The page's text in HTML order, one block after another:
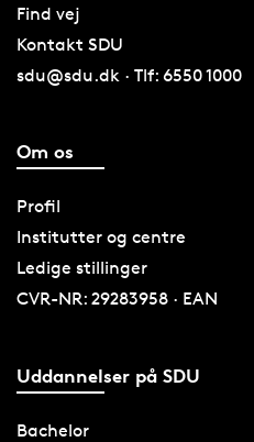
Find vej
Kontakt SDU
sdu@sdu.dk · Tlf: 6550 1000
Om os
Profil
Institutter og centre
Ledige stillinger
CVR-NR: 29283958 · EAN
Uddannelser på SDU
Bachelor